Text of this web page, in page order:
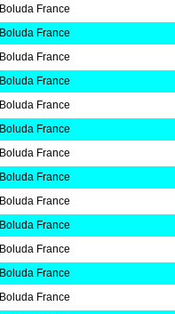
Boluda France
Boluda France
Boluda France
Boluda France
Boluda France
Boluda France
Boluda France
Boluda France
Boluda France
Boluda France
Boluda France
Boluda France
Boluda France